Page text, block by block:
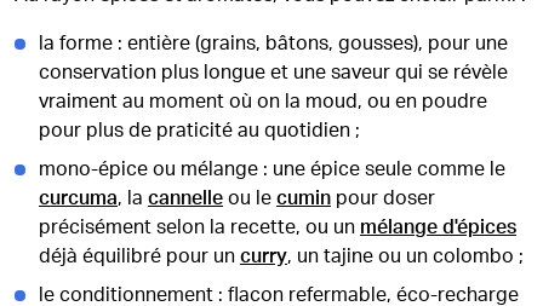
la forme : entière (grains, bâtons, gousses), pour une
conservation plus longue et une saveur qui se révèle
vraiment au moment où on la moud, ou en poudre
pour plus de praticité au quotidien ;
mono-épice ou mélange : une épice seule comme le
curcuma, la cannelle ou le cumin pour doser
précisément selon la recette, ou un mélange d'épices
déjà équilibré pour un curry, un tajine ou un colombo ;
le conditionnement : flacon refermable, éco-recharge